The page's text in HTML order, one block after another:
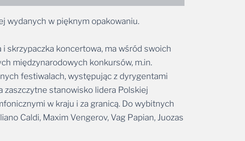
wydanych w pięknym opakowaniu.
skrzypaczka koncertowa, ma wśród swoich
międzynarodowych konkursów, m.in.
festiwalach, występując z dyrygentami
zaszczytne stanowisko lidera Polskiej
w kraju i za granicą. Do wybitnych
Caldi, Maxim Vengerov, Vag Papian, Juozas